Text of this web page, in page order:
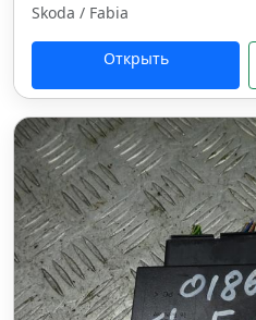
Skoda / Fabia
Открыть